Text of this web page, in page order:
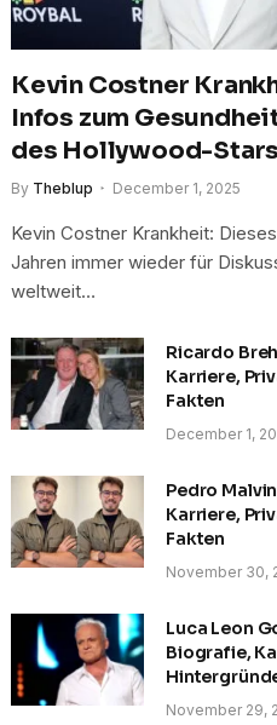
Kevin Costner
Infos zum
des Hollywood-Stars
By Theblup December 1, 2025
Kevin Costner Krankheit:
Jahren immer wieder für
weltweit…
Ricardo
Karriere,
Fakten
December 1,
Pedro
Karriere,
Fakten
November 30,
Luca Leon
Biografie,
November 29,